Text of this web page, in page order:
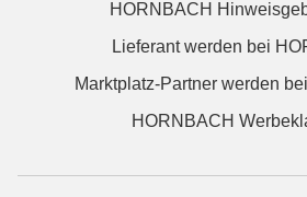
HORNBACH
Lieferant werden bei
Marktplatz-Partner werden
HORNBACH